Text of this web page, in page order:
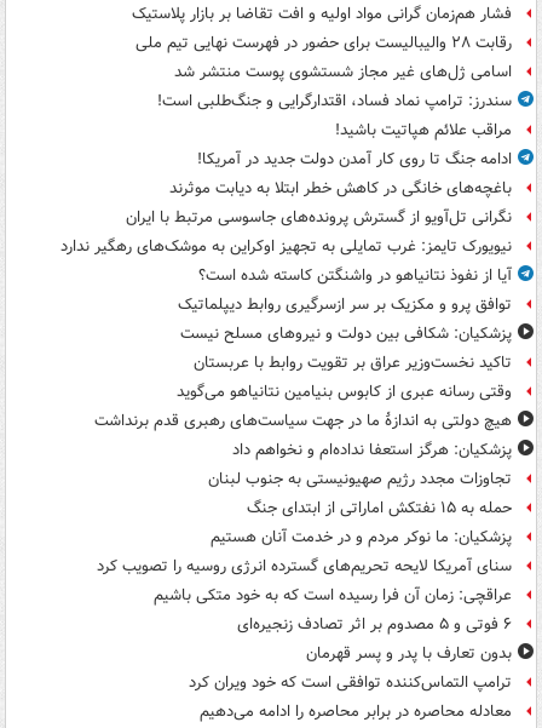
فشار هم‌زمان گرانی مواد اولیه و افت تقاضا بر بازار پلاستیک
رقابت ۲۸ والیبالیست برای حضور در فهرست نهایی تیم ملی
اسامی ژل‌های غیر مجاز شستشوی پوست منتشر شد
سندرز: ترامپ نماد فساد، اقتدارگرایی و جنگ‌طلبی است!
مراقب علائم هپاتیت باشید!
ادامه جنگ تا روی کار آمدن دولت جدید در آمریکا!
باغچه‌های خانگی در کاهش خطر ابتلا به دیابت موثرند
نگرانی تل‌آویو از گسترش پرونده‌های جاسوسی مرتبط با ایران
نیویورک تایمز: غرب تمایلی به تجهیز اوکراین به موشک‌های رهگیر ندارد
آیا از نفوذ نتانیاهو در واشنگتن کاسته شده است؟
توافق پرو و مکزیک بر سر ازسرگیری روابط دیپلماتیک
پزشکیان: شکافی بین دولت و نیروهای مسلح نیست
تاکید نخست‌وزیر عراق بر تقویت روابط با عربستان
وقتی رسانه عبری از کابوس بنیامین نتانیاهو می‌گوید
هیچ دولتی به اندازۀ ما در جهت سیاست‌های رهبری قدم برنداشت
پزشکیان: هرگز استعفا نداده‌ام و نخواهم داد
تجاوزات مجدد رژیم صهیونیستی به جنوب لبنان
حمله به ۱۵ نفتکش‌ اماراتی از ابتدای جنگ
پزشکیان: ما نوکر مردم و در خدمت آنان هستیم
سنای آمریکا لایحه تحریم‌های گسترده انرژی روسیه را تصویب کرد
عراقچی: زمان آن فرا رسیده است که به خود متکی باشیم
۶ فوتی و ۵ مصدوم بر اثر تصادف زنجیره‌ای
بدون تعارف با پدر و پسر قهرمان
ترامپ التماس‌کننده توافقی است که خود ویران کرد
معادله محاصره در برابر محاصره را ادامه می‌دهیم